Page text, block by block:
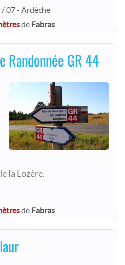
/ 07 - Ardèche
de Fabras
Randonnée GR 44
la Lozère.
de Fabras